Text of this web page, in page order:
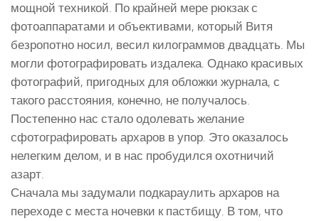
мощной техникой. По крайней мере рюкзак с
фотоаппаратами и объективами, который Витя
безропотно носил, весил килограммов двадцать. Мы
могли фотографировать издалека. Однако красивых
фотографий, пригодных для обложки журнала, с
такого расстояния, конечно, не получалось.
Постепенно нас стало одолевать желание
сфотографировать архаров в упор. Это оказалось
нелегким делом, и в нас пробудился охотничий
азарт.
Сначала мы задумали подкараулить архаров на
переходе с места ночевки к пастбищу. В том, что